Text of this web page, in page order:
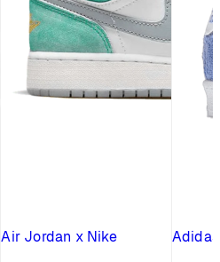
Air Jordan x Nike Adidas